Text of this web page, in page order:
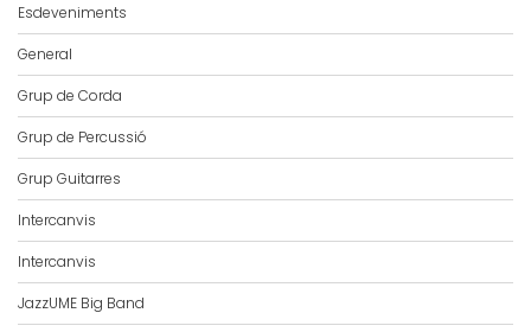
Esdeveniments
General
Grup de Corda
Grup de Percussió
Grup Guitarres
Intercanvis
Intercanvis
JazzUME Big Band